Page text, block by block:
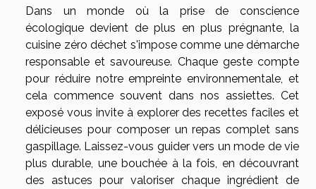
Dans un monde où la prise de conscience
écologique devient de plus en plus prégnante, la
cuisine zéro déchet s'impose comme une démarche
responsable et savoureuse. Chaque geste compte
pour réduire notre empreinte environnementale, et
cela commence souvent dans nos assiettes. Cet
exposé vous invite à explorer des recettes faciles et
délicieuses pour composer un repas complet sans
gaspillage. Laissez-vous guider vers un mode de vie
plus durable, une bouchée à la fois, en découvrant
des astuces pour valoriser chaque ingrédient de